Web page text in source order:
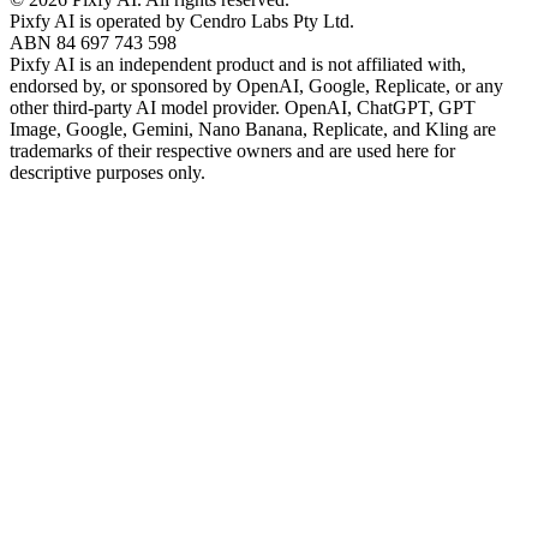
Pixfy AI is operated by Cendro Labs Pty Ltd.
ABN 84 697 743 598
Pixfy AI is an independent product and is not affiliated with,
endorsed by, or sponsored by OpenAI, Google, Replicate, or any
other third-party AI model provider. OpenAI, ChatGPT, GPT
Image, Google, Gemini, Nano Banana, Replicate, and Kling are
trademarks of their respective owners and are used here for
descriptive purposes only.